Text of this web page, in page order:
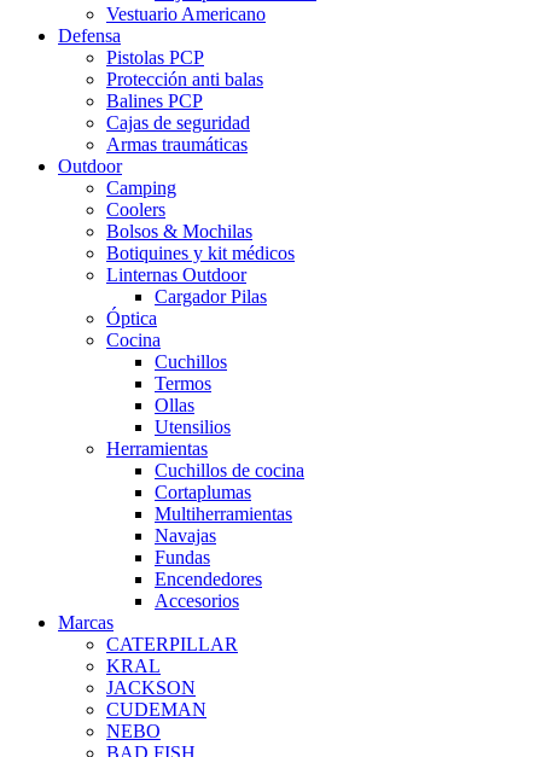
Vestuario Americano
Defensa
Pistolas PCP
Protección anti balas
Balines PCP
Cajas de seguridad
Armas traumáticas
Outdoor
Camping
Coolers
Bolsos & Mochilas
Botiquines y kit médicos
Linternas Outdoor
Cargador Pilas
Óptica
Cocina
Cuchillos
Termos
Ollas
Utensilios
Herramientas
Cuchillos de cocina
Cortaplumas
Multiherramientas
Navajas
Fundas
Encendedores
Accesorios
Marcas
CATERPILLAR
KRAL
JACKSON
CUDEMAN
NEBO